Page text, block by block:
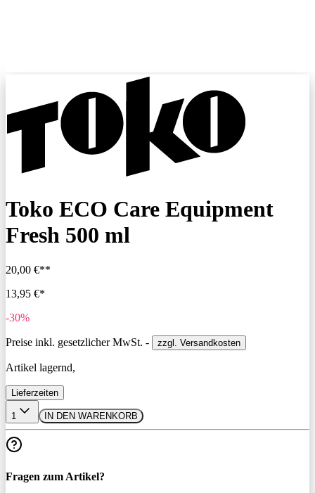
Toko ECO Care Equipment
Fresh 500 ml
20,00 €**
13,95 €*
-30%
Preise inkl. gesetzlicher MwSt. - zzgl. Versandkosten
Artikel lagernd,
Lieferzeiten
1 IN DEN WARENKORB
Fragen zum Artikel?